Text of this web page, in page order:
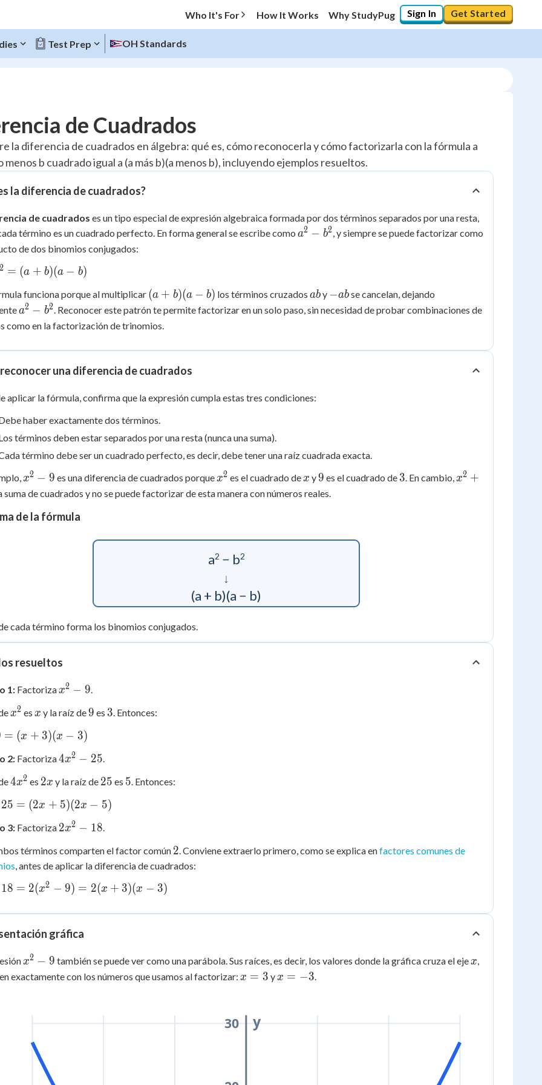
Who It's For How It Works Why StudyPug Sign In Get Started
Test Prep OH Standards
10%
"Let's build your foundation!"
No score
de Cuadrados
la diferencia de cuadrados en álgebra: qué es, cómo reconocerla y cómo factorizarla con la fórmula a
menos b cuadrado igual a (a más b)(a menos b), incluyendo ejemplos resueltos.
la diferencia de cuadrados?
de cuadrados es un tipo especial de expresión algebraica formada por dos términos separados por una resta,
término es un cuadrado perfecto. En forma general se escribe como a^2
a2 − b2, y siempre se puede factorizar como
de dos binomios conjugados:
= (a + b)(a − b)
funciona porque al multiplicar (a+b)
(a-b)
(a + b)(a − b) los términos cruzadosab
aby -
ab
−abse cancelan, dejando
a^2
-
a2 − b2. Reconocer este patrón te permite factorizar en un solo paso, sin necesidad de probar combinaciones de
como en la factorización de trinomios.
una diferencia de cuadrados
aplicar la fórmula, confirma que la expresión cumpla estas tres condiciones:
haber exactamente dos términos.
términos deben estar separados por una resta (nunca una suma).
término debe ser un cuadrado perfecto, es decir, debe tener una raíz cuadrada exacta.
x^2
- 9
x2 − 9 es una diferencia de cuadrados porque x^2
x2 es el cuadrado de x
x y9
9 es el cuadrado de 3
3. En cambio, x^2
x2 +
suma de cuadrados y no se puede factorizar de esta manera con números reales.
de la fórmula
a2 − b2
↓
(a + b)(a − b)
cada término forma los binomios conjugados.
resueltos
1: Factoriza x^2
x2 − 9.
x^2
x2 es x
x y la raíz de9
9 es 3
3. Entonces:
= (x + 3)(x − 3)
2: Factoriza4x^2
4x2 − 25.
4x^2
4x2 es 2x
2x y la raíz de 25
25 es 5
5. Entonces:
25 = (2x + 5)(2x − 5)
3: Factoriza 2x^2
2x2 − 18.
términos comparten el factor común 2
2. Conviene extraerlo primero, como se explica enfactores comunes de
, antes de aplicar la diferencia de cuadrados:
18 = 2(x2 − 9) = 2(x + 3)(x − 3)
gráfica
x^2
- 9
x2 − 9 también se puede ver como una parábola. Sus raíces, es decir, los valores donde la gráfica cruza el eje x
x,
exactamente con los números que usamos al factorizar: x
x = 3 y x
x = −3.
30 y